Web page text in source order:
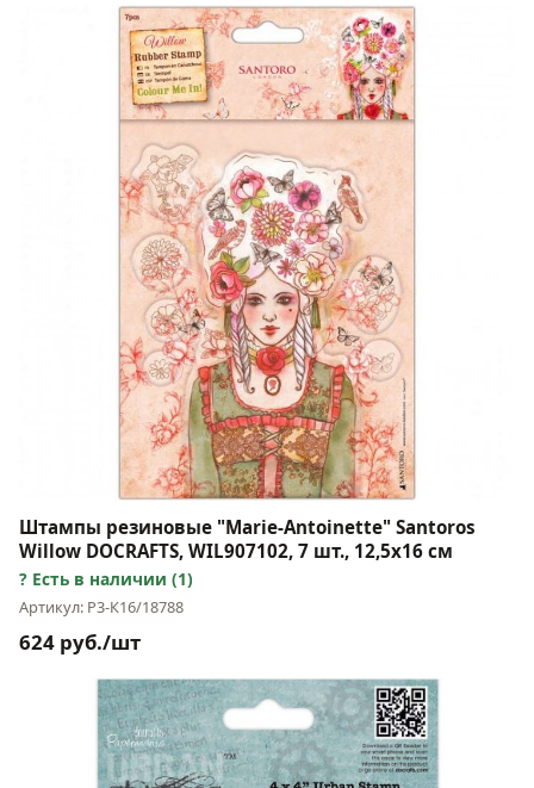
Штампы резиновые "Marie-Antoinette" Santoros
Willow DOCRAFTS, WIL907102, 7 шт., 12,5х16 см
Есть в наличии (1)
Артикул: Р3-К16/18788
624 руб./шт